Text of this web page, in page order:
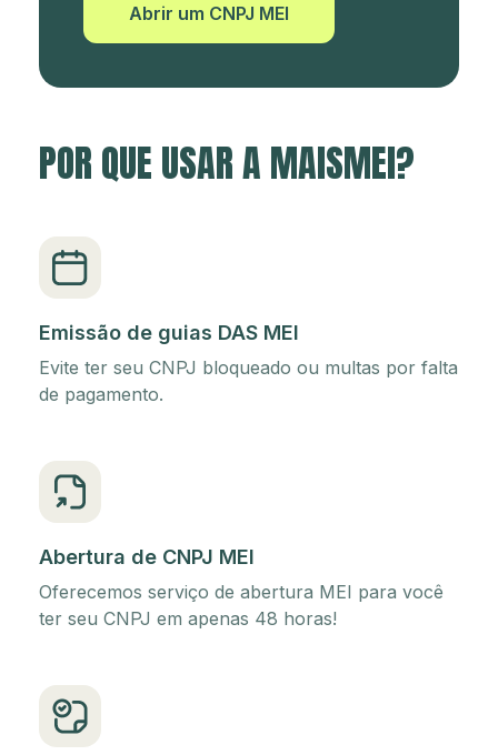
Abrir um CNPJ MEI
POR QUE USAR A MAISMEI?
Emissão de guias DAS MEI
Evite ter seu CNPJ bloqueado ou multas por falta
de pagamento.
Abertura de CNPJ MEI
Oferecemos serviço de abertura MEI para você
ter seu CNPJ em apenas 48 horas!